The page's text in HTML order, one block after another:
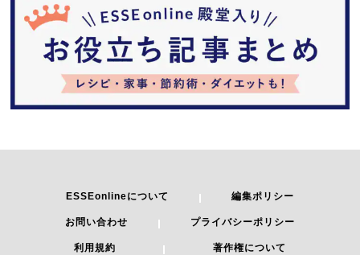
ESSEonlineについて 編集ポリシー
お問い合わせ プライバシーポリシー
利用規約 著作権について